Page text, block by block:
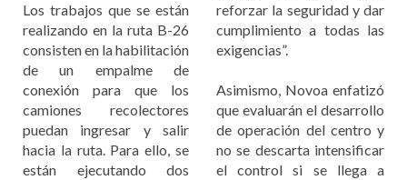
Los trabajos que se están
realizando en la ruta B-26
consisten en la habilitación
de un empalme de
conexión para que los
camiones recolectores
puedan ingresar y salir
hacia la ruta. Para ello, se
están ejecutando dos
reforzar la seguridad y dar
cumplimiento a todas las
exigencias”.
Asimismo, Novoa enfatizó
que evaluarán el desarrollo
de operación del centro y
no se descarta intensificar
el control si se llega a